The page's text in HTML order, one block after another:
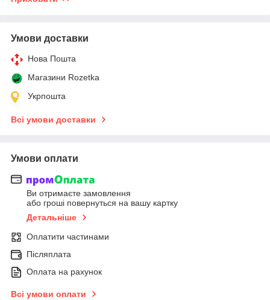
Умови доставки
Нова Пошта
Магазини Rozetka
Укрпошта
Всі умови доставки
Умови оплати
Ви отримаєте замовлення
або гроші повернуться на вашу картку
Детальніше
Оплатити частинами
Післяплата
Оплата на рахунок
Всі умови оплати